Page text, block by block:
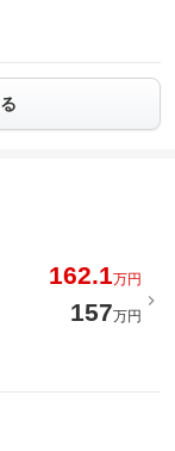
162.1万円
157万円